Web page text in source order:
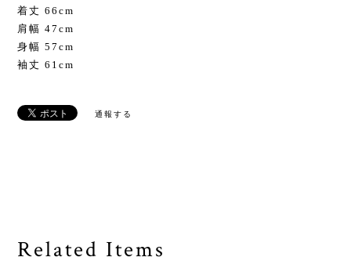
着丈 66cm
肩幅 47cm
身幅 57cm
袖丈 61cm
通報する
Related Items